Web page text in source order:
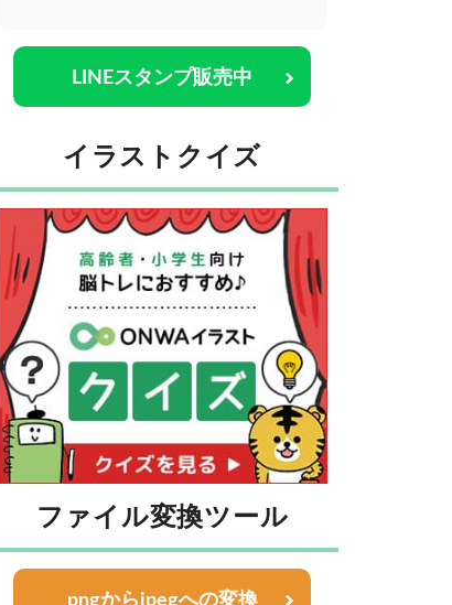
LINEスタンプ販売中
イラストクイズ
ファイル変換ツール
pngからjpegへの変換